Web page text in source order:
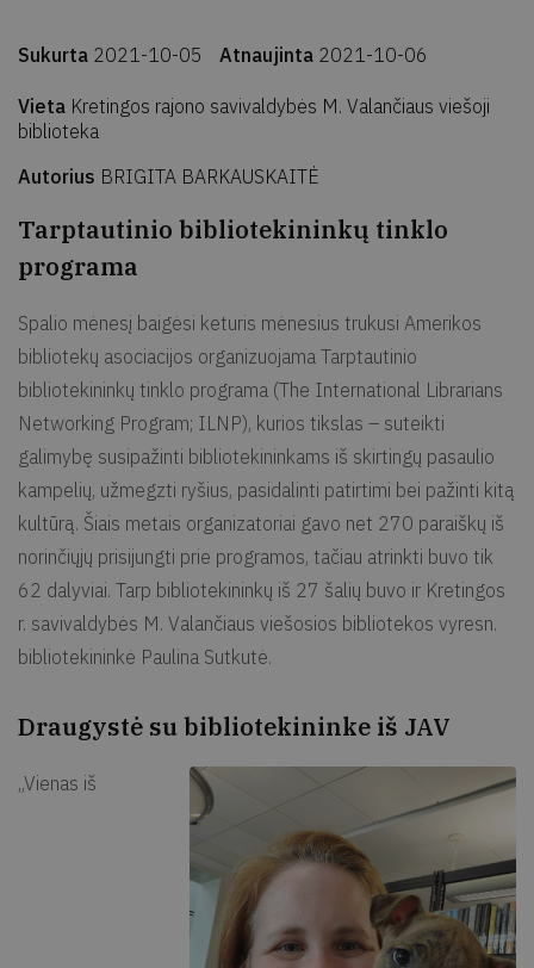
Sukurta 2021-10-05 Atnaujinta 2021-10-06
Vieta Kretingos rajono savivaldybės M. Valančiaus viešoji
biblioteka
Autorius BRIGITA BARKAUSKAITĖ
Tarptautinio bibliotekininkų tinklo
programa
Spalio mėnesį baigėsi keturis mėnesius trukusi Amerikos
bibliotekų asociacijos organizuojama Tarptautinio
bibliotekininkų tinklo programa (The International Librarians
Networking Program; ILNP), kurios tikslas – suteikti
galimybę susipažinti bibliotekininkams iš skirtingų pasaulio
kampelių, užmegzti ryšius, pasidalinti patirtimi bei pažinti kitą
kultūrą. Šiais metais organizatoriai gavo net 270 paraiškų iš
norinčiųjų prisijungti prie programos, tačiau atrinkti buvo tik
62 dalyviai. Tarp bibliotekininkų iš 27 šalių buvo ir Kretingos
r. savivaldybės M. Valančiaus viešosios bibliotekos vyresn.
bibliotekininkė Paulina Sutkutė.
Draugystė su bibliotekininke iš JAV
„Vienas iš